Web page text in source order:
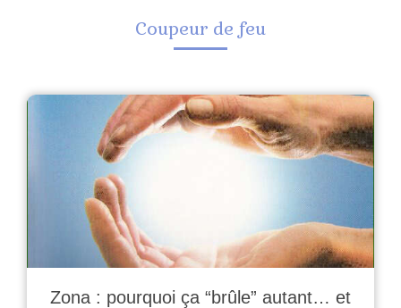
Coupeur de feu
Zona : pourquoi ça “brûle” autant… et